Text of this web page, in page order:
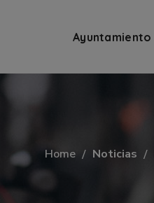
Ayuntamiento
Home Noticias